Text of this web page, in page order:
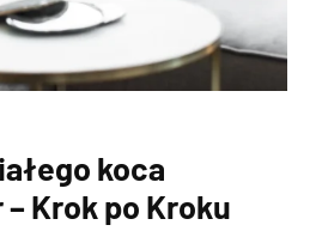
koca
Krok po Kroku